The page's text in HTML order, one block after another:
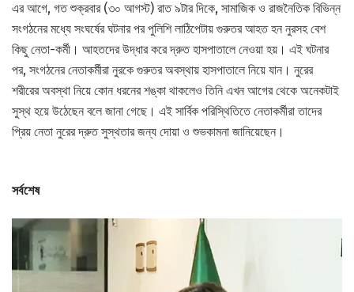
এর আগে, গত শুক্রবার (৩০ আগস্ট) রাত ৯টার দিকে, সামাজিক ও রাজনৈতিক বিভিন্ন
সংগঠনের মধ্যে সংঘর্ষের ঘটনার পর পুলিশি লাঠিপেটায় গুরুতর আহত হন নুরসহ বেশ
কিছু নেতা-কর্মী। আহতদের উদ্ধার করে দ্রুত হাসপাতালে নেওয়া হয়। এই ঘটনার
পর, সংগঠনের নেতাকর্মীরা নুরকে গুরুতর অবস্থায় হাসপাতালে নিয়ে যান। নুরের
শরীরের অবস্থা নিয়ে কোন ধরনের শঙ্কা থাকলেও তিনি এখন আগের থেকে অনেকটাই
সুস্থ হয়ে উঠেছেন বলে জানা গেছে। এই সার্বিক পরিস্থিতিতে নেতাকর্মীরা তাদের
প্রিয় নেতা নুরের দ্রুত সুস্থতার জন্য দোয়া ও শুভকামনা জানিয়েছেন।
সর্বশেষ